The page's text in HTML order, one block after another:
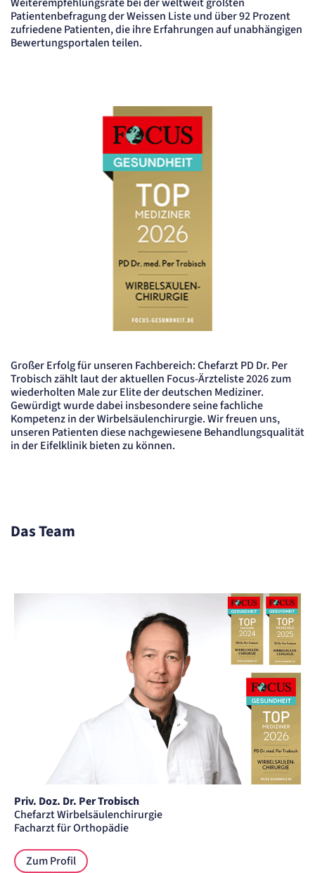
Weiterempfehlungsrate bei der weltweit größten
Patientenbefragung der Weissen Liste und über 92 Prozent
zufriedene Patienten, die ihre Erfahrungen auf unabhängigen
Bewertungsportalen teilen.
Großer Erfolg für unseren Fachbereich: Chefarzt PD Dr. Per
Trobisch zählt laut der aktuellen Focus-Ärzteliste 2026 zum
wiederholten Male zur Elite der deutschen Mediziner.
Gewürdigt wurde dabei insbesondere seine fachliche
Kompetenz in der Wirbelsäulenchirurgie. Wir freuen uns,
unseren Patienten diese nachgewiesene Behandlungsqualität
in der Eifelklinik bieten zu können.
Das Team
Priv. Doz. Dr. Per Trobisch
Chefarzt Wirbelsäulenchirurgie
Facharzt für Orthopädie
Zum Profil